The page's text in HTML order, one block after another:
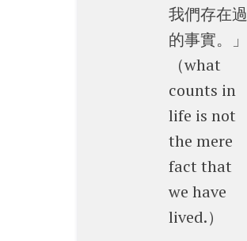
我們存在過
的事實。」
（what
counts in
life is not
the mere
fact that
we have
lived.）